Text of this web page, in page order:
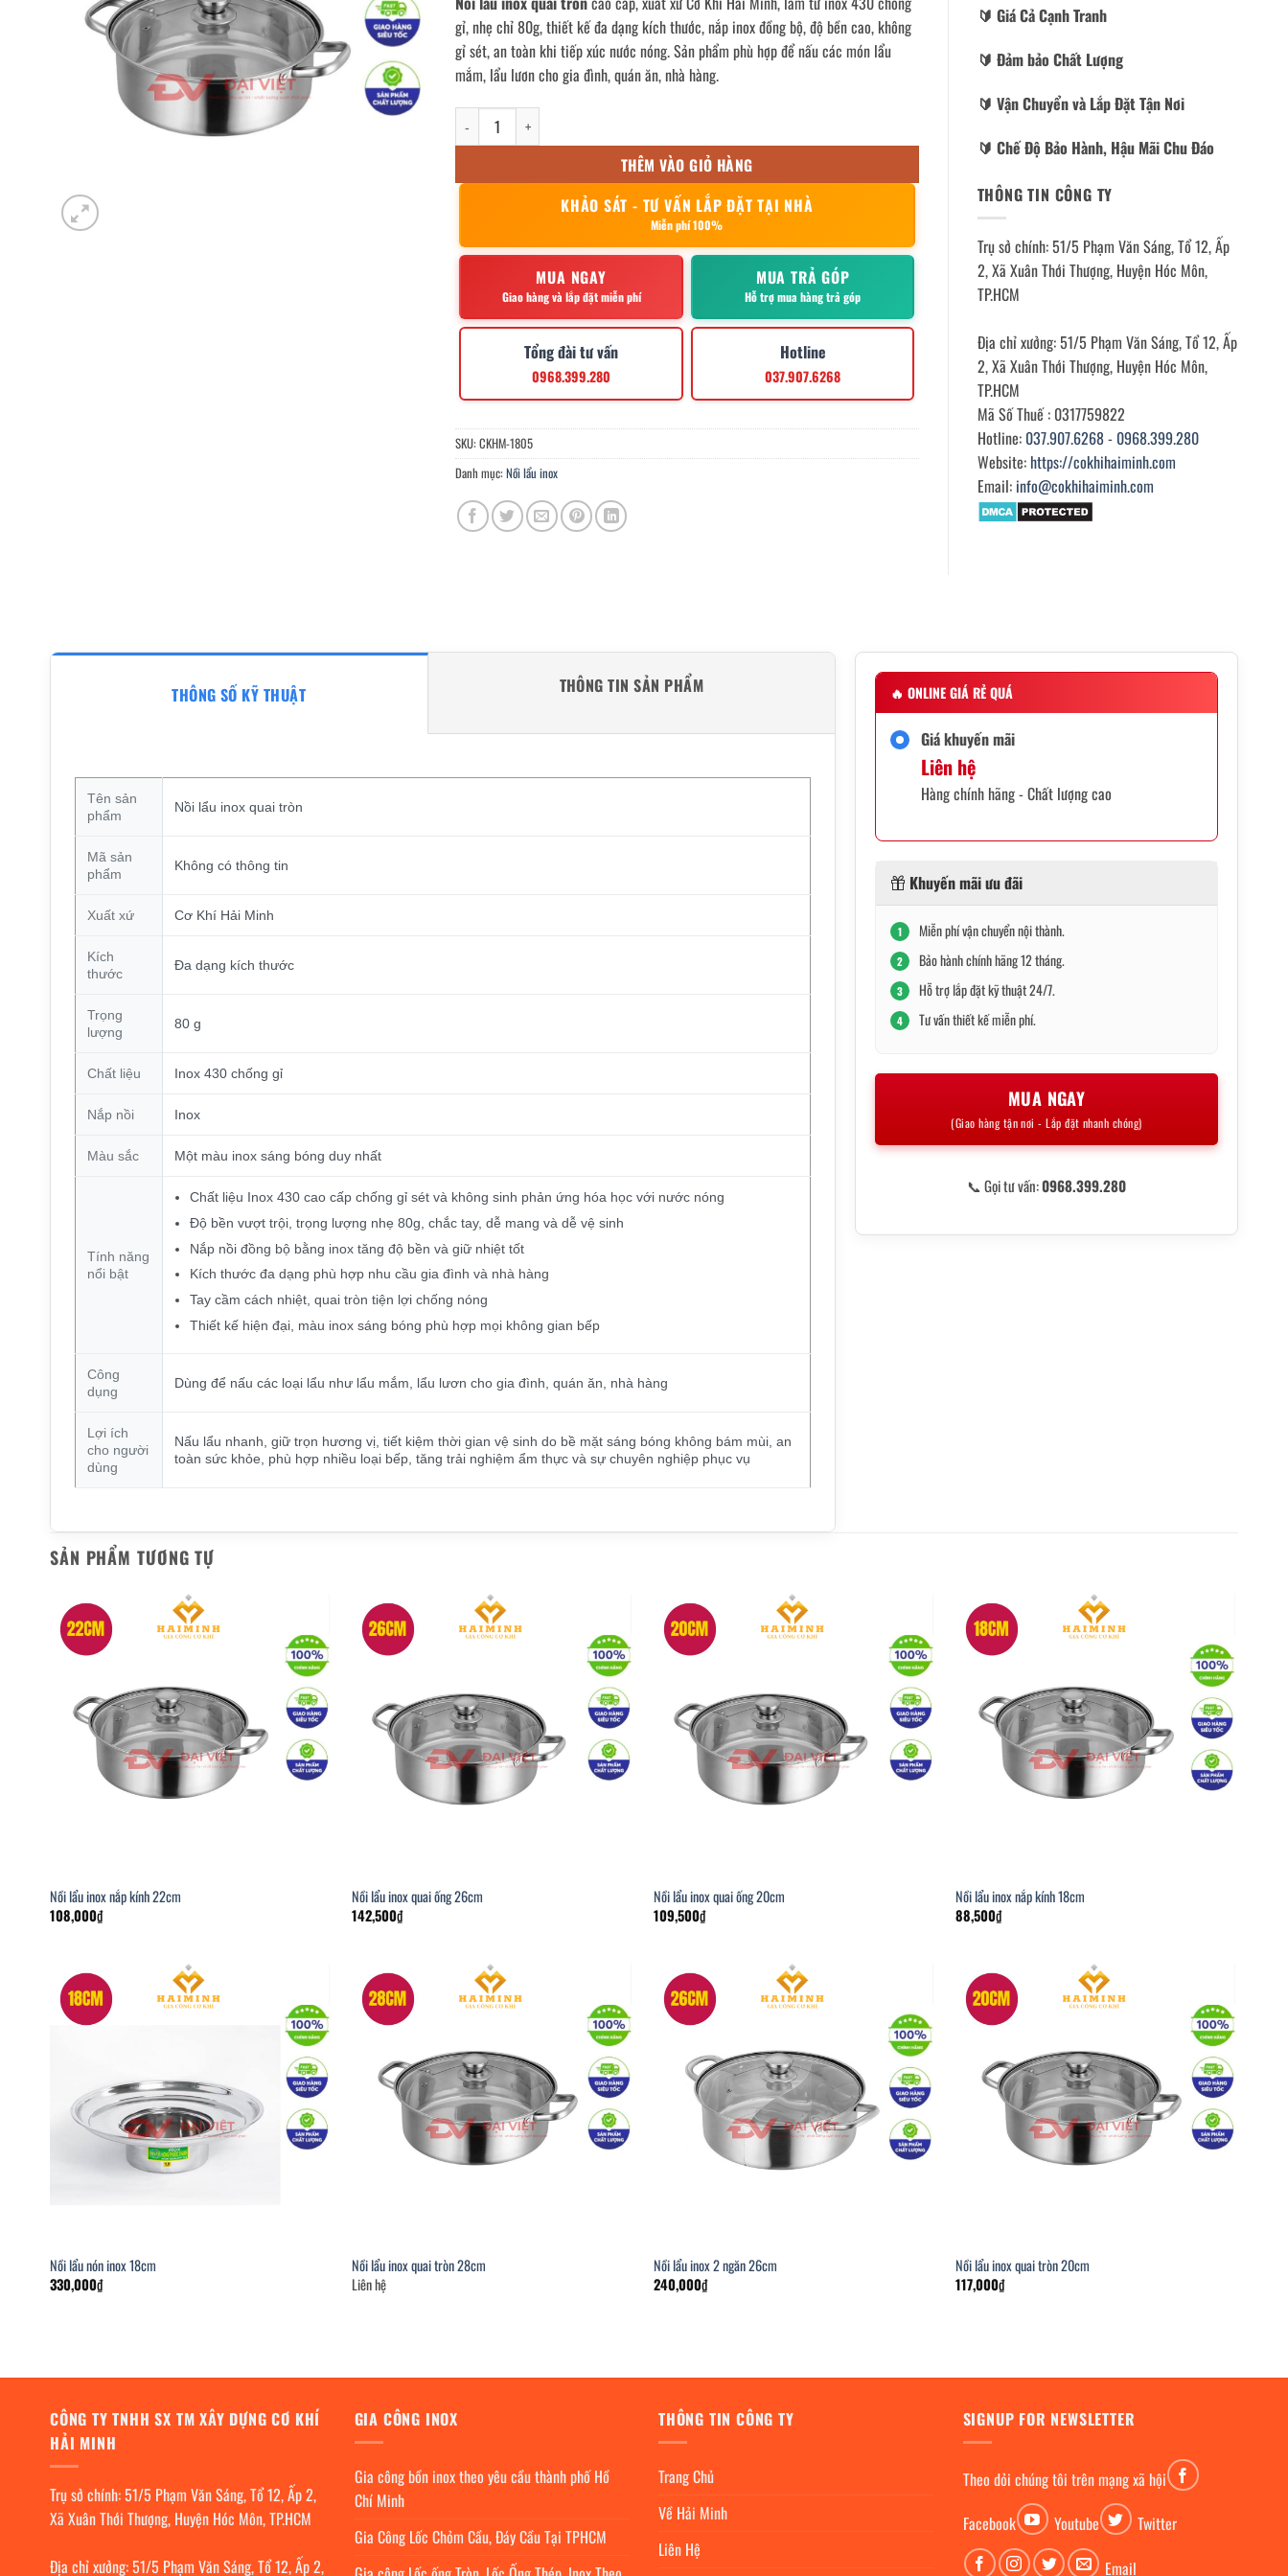
gỉ, nhẹ chỉ 80g, thiết kế đa dạng kích thước, nắp inox đồng bộ, độ bền cao, không
gỉ sét, an toàn khi tiếp xúc nước nóng. Sản phẩm phù hợp để nấu các món lẩu
mắm, lẩu lươn cho gia đình, quán ăn, nhà hàng.
Nồi lẩu inox quai tròn số lượng
THÊM VÀO GIỎ HÀNG
KHẢO SÁT - TƯ VẤN LẮP ĐẶT TẠI NHÀ
Miễn phí 100%
MUA NGAY
Giao hàng và lắp đặt miễn phí
MUA TRẢ GÓP
Hỗ trợ mua hàng trả góp
Tổng đài tư vấn
0968.399.280
Hotline
037.907.6268
SKU:CKHM-1805
Danh mục:Nồi lẩu inox
🔰️ Giá Cả Cạnh Tranh
🔰️ Đảm bảo Chất Lượng
🔰️ Vận Chuyển và Lắp Đặt Tận Nơi
🔰️ Chế Độ Bảo Hành, Hậu Mãi Chu Đáo
THÔNG TIN CÔNG TY
Trụ sở chính: 51/5 Phạm Văn Sáng, Tổ 12, Ấp
2, Xã Xuân Thới Thượng, Huyện Hóc Môn,
TP.HCM
Địa chỉ xưởng: 51/5 Phạm Văn Sáng, Tổ 12, Ấp
2, Xã Xuân Thới Thượng, Huyện Hóc Môn,
TP.HCM
Mã Số Thuế : 0317759822
Hotline: 037.907.6268- 0968.399.280
Website: https://cokhihaiminh.com
Email: info@cokhihaiminh.com
THÔNG SỐ KỸ THUẬT THÔNG TIN SẢN PHẨM
Tên sản
phẩm
Nồi lẩu inox quai tròn
Mã sản
phẩm
Không có thông tin
Xuất xứ Cơ Khí Hải Minh
Kích
thước
Đa dạng kích thước
Trọng
lượng
80 g
Chất liệu Inox 430 chống gỉ
Nắp nồi Inox
Màu sắc Một màu inox sáng bóng duy nhất
Tính năng
nổi bật
Chất liệu Inox 430 cao cấp chống gỉ sét và không sinh phản ứng hóa học với nước nóng
Độ bền vượt trội, trọng lượng nhẹ 80g, chắc tay, dễ mang và dễ vệ sinh
Nắp nồi đồng bộ bằng inox tăng độ bền và giữ nhiệt tốt
Kích thước đa dạng phù hợp nhu cầu gia đình và nhà hàng
Tay cầm cách nhiệt, quai tròn tiện lợi chống nóng
Thiết kế hiện đại, màu inox sáng bóng phù hợp mọi không gian bếp
Công
dụng
Dùng để nấu các loại lẩu như lẩu mắm, lẩu lươn cho gia đình, quán ăn, nhà hàng
Lợi ích
cho người
dùng
Nấu lẩu nhanh, giữ trọn hương vị, tiết kiệm thời gian vệ sinh do bề mặt sáng bóng không bám mùi, an
toàn sức khỏe, phù hợp nhiều loại bếp, tăng trải nghiệm ẩm thực và sự chuyên nghiệp phục vụ
🔥 ONLINE GIÁ RẺ QUÁ
Giá khuyến mãi
Liên hệ
Hàng chính hãng - Chất lượng cao
Khuyến mãi ưu đãi
1 Miễn phí vận chuyển nội thành.
2 Bảo hành chính hãng 12 tháng.
3 Hỗ trợ lắp đặt kỹ thuật 24/7.
4 Tư vấn thiết kế miễn phí.
MUA NGAY
(Giao hàng tận nơi - Lắp đặt nhanh chóng)
📞 Gọi tư vấn:0968.399.280
SẢN PHẨM TƯƠNG TỰ
Nồi lẩu inox nắp kính 22cm
108,000₫
Nồi lẩu inox quai ống 26cm
142,500₫
Nồi lẩu inox quai ống 20cm
109,500₫
Nồi lẩu inox nắp kính 18cm
88,500₫
Nồi lẩu nón inox 18cm
330,000₫
Nồi lẩu inox quai tròn 28cm
Liên hệ
Nồi lẩu inox 2 ngăn 26cm
240,000₫
Nồi lẩu inox quai tròn 20cm
117,000₫
CÔNG TY TNHH SX TM XÂY DỰNG CƠ KHÍ
HẢI MINH
Trụ sở chính: 51/5 Phạm Văn Sáng, Tổ 12, Ấp 2,
Xã Xuân Thới Thượng, Huyện Hóc Môn, TP.HCM
Địa chỉ xưởng: 51/5 Phạm Văn Sáng, Tổ 12, Ấp 2,
GIA CÔNG INOX
Gia công bồn inox theo yêu cầu thành phố Hồ
Chí Minh
Gia Công Lốc Chỏm Cầu, Đáy Cầu Tại TPHCM
THÔNG TIN CÔNG TY
Trang Chủ
Về Hải Minh
Liên Hệ
SIGNUP FOR NEWSLETTER
Theo dỏi chúng tôi trên mạng xã hội
Facebook
Youtube
Twitter
Email